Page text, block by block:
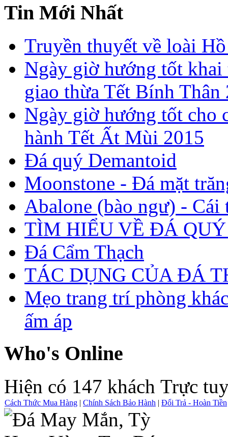
Tin Mới Nhất
Truyền thuyết về loài
Ngày giờ hướng tốt
giao thừa Tết Bính Thân
Ngày giờ hướng tốt cho
hành Tết Ất Mùi 2015
Đá quý Demantoid
Moonstone - Đá mặt
Abalone (bào ngư) - Cái
TÌM HIỂU VỀ ĐÁ QUÝ
Đá Cẩm Thạch
TÁC DỤNG CỦA ĐÁ
Mẹo trang trí phòng
ấm áp
Who's Online
Hiện có 147 khách Trực
Cách Thức Mua Hàng | Chính Sách Bảo Hành | Đổi Trả - Hoàn Tiền